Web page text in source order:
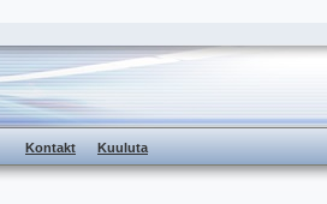
Kontakt Kuuluta